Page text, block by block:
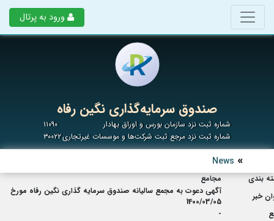
ورود به پرتال
صندوق سرمایه‌گذاری نگین رفاه
شماره ثبت نزد سازمان بورس و اوراق بهادار
۱۱۰۹۰
شماره ثبت نزد مرجع ثبت شرکت‌ها و موسسات غیرتجاری۳۰۰۲۲
News
بندی
مجامع
خبر
آگهی دعوت به مجمع سالیانه صندوق سرمایه گذاری نگین رفاه مورخ
1400/03/05
-